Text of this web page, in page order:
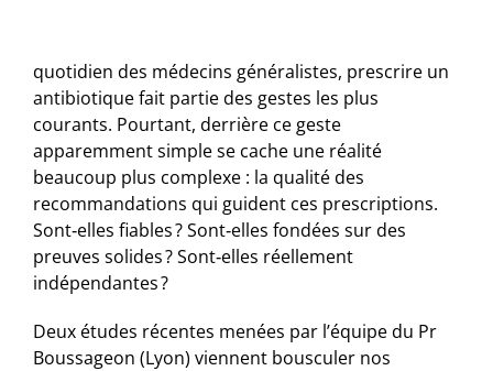
quotidien des médecins généralistes, prescrire un
antibiotique fait partie des gestes les plus
courants. Pourtant, derrière ce geste
apparemment simple se cache une réalité
beaucoup plus complexe : la qualité des
recommandations qui guident ces prescriptions.
Sont‑elles fiables ? Sont‑elles fondées sur des
preuves solides ? Sont‑elles réellement
indépendantes ?
Deux études récentes menées par l’équipe du Pr
Boussageon (Lyon) viennent bousculer nos